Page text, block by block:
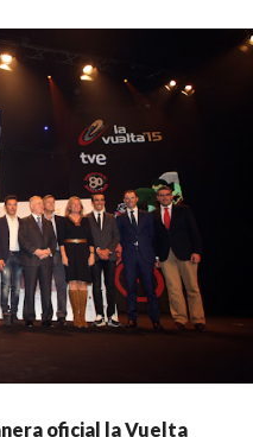
oficial la Vuelta